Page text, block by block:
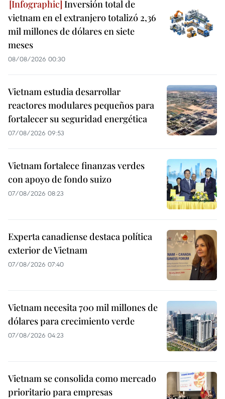
Inversión total de
vietnam en el extranjero totalizó 2,36
mil millones de dólares en siete
meses
08/08/2026 00:30
Vietnam estudia desarrollar
reactores modulares pequeños para
fortalecer su seguridad energética
07/08/2026 09:53
Vietnam fortalece finanzas verdes
con apoyo de fondo suizo
07/08/2026 08:23
Experta canadiense destaca política
exterior de Vietnam
07/08/2026 07:40
Vietnam necesita 700 mil millones de
dólares para crecimiento verde
07/08/2026 04:23
Vietnam se consolida como mercado
prioritario para empresas